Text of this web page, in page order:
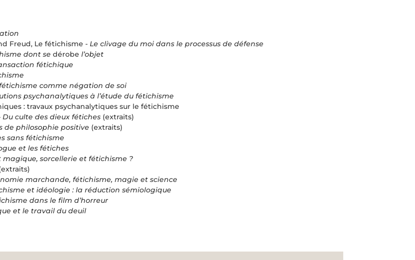
Freud, Le fétichisme - Le clivage du moi dans le processus de défense
dont se dérobe l’objet
fétichique
comme négation de soi
psychanalytiques à l’étude du fétichisme
: travaux psychanalytiques sur le fétichisme
Du culte des dieux fétiches (extraits)
de philosophie positive (extraits)
sans fétichisme
et les fétiches
magique, sorcellerie et fétichisme ?
marchande, fétichisme, magie et science
et idéologie : la réduction sémiologique
dans le film d’horreur
et le travail du deuil